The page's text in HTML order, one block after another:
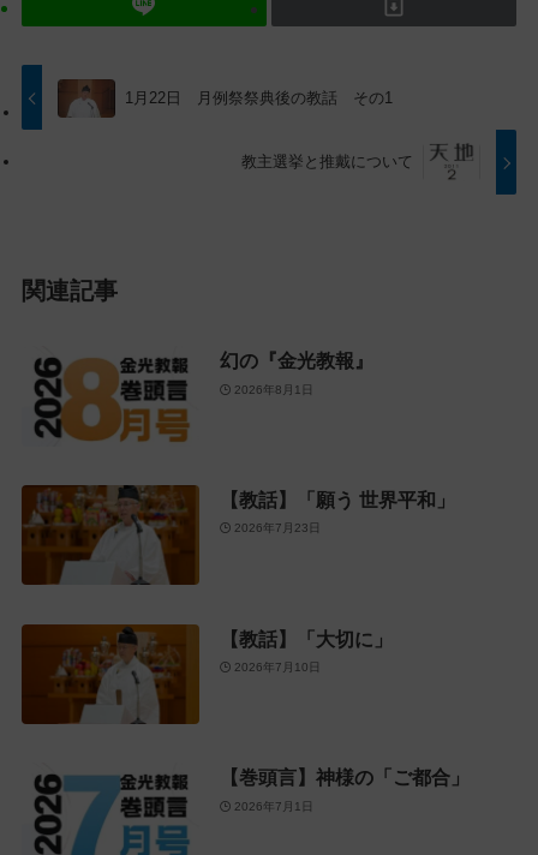
ッ
プ
に
動
す
る
1月22日 月例祭祭典後の教話 その1
教主選挙と推戴について
関連記事
幻の『金光教報』
2026年8月1日
【教話】「願う 世界平和」
2026年7月23日
【教話】「大切に」
2026年7月10日
【巻頭言】神様の「ご都合」
2026年7月1日